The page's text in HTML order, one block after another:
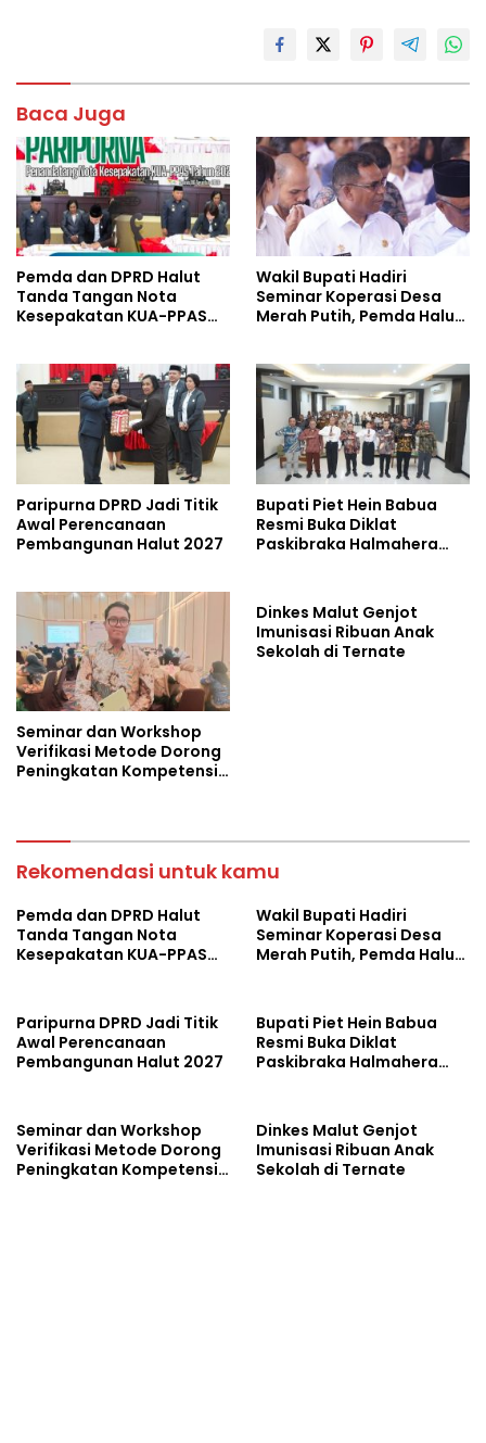
o
o
k
p
p
Baca Juga
Pemda dan DPRD Halut
Tanda Tangan Nota
Kesepakatan KUA-PPAS
Wakil Bupati Hadiri
Seminar Koperasi Desa
Merah Putih, Pemda Halut
Paripurna DPRD Jadi Titik
Awal Perencanaan
Pembangunan Halut 2027
Bupati Piet Hein Babua
Resmi Buka Diklat
Paskibraka Halmahera
Seminar dan Workshop
Verifikasi Metode Dorong
Peningkatan Kompetensi
Dinkes Malut Genjot
Imunisasi Ribuan Anak
Sekolah di Ternate
Rekomendasi untuk kamu
Pemda dan DPRD Halut
Tanda Tangan Nota
Kesepakatan KUA-PPAS
Wakil Bupati Hadiri
Seminar Koperasi Desa
Merah Putih, Pemda Halut
Paripurna DPRD Jadi Titik
Awal Perencanaan
Pembangunan Halut 2027
Bupati Piet Hein Babua
Resmi Buka Diklat
Paskibraka Halmahera
Seminar dan Workshop
Verifikasi Metode Dorong
Peningkatan Kompetensi
Dinkes Malut Genjot
Imunisasi Ribuan Anak
Sekolah di Ternate